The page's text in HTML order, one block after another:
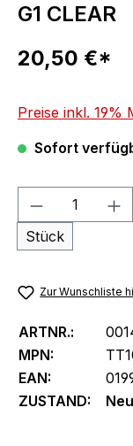
G1 CLEAR
Regulärer Preis:
20,50 €*
Preise inkl. 19%
Sofort
Produkt
Stück
Zur Wunschliste
ARTNR.:
MPN:
EAN:
ZUSTAND:
Neu